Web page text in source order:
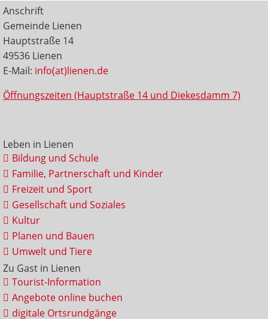
Anschrift
Gemeinde Lienen
Hauptstraße 14
49536 Lienen
E-Mail: info(at)lienen.de
Öffnungszeiten (Hauptstraße 14 und Diekesdamm 7)
Leben in Lienen
Bildung und Schule
Familie, Partnerschaft und Kinder
Freizeit und Sport
Gesellschaft und Soziales
Kultur
Planen und Bauen
Umwelt und Tiere
Zu Gast in Lienen
Tourist-Information
Angebote online buchen
digitale Ortsrundgänge